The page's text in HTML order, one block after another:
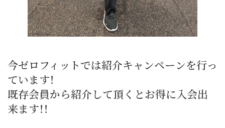
今ゼロフィットでは紹介キャンペーンを行っ
ています！
既存会員から紹介して頂くとお得に入会出
来ます！！